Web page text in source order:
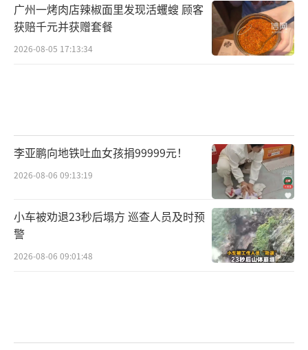
广州一烤肉店辣椒面里发现活蠼螋 顾客
获赔千元并获赠套餐
2026-08-05 17:13:34
李亚鹏向地铁吐血女孩捐99999元！
2026-08-06 09:13:19
小车被劝退23秒后塌方 巡查人员及时预
警
2026-08-06 09:01:48